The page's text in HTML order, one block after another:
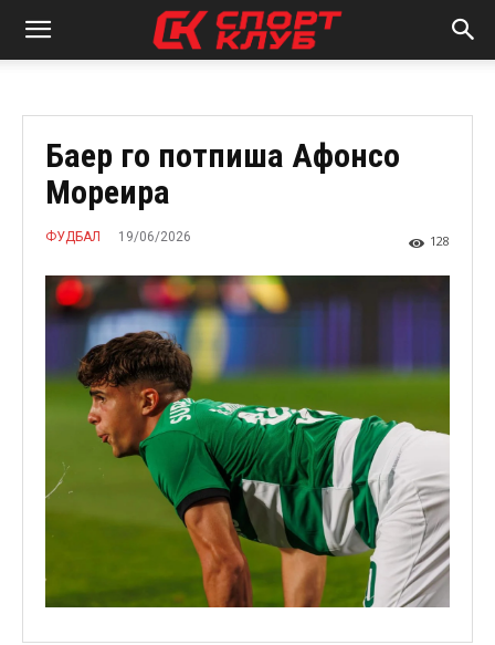
Баер го потпиша Афонсо
Мореира
ФУДБАЛ 19/06/2026 128